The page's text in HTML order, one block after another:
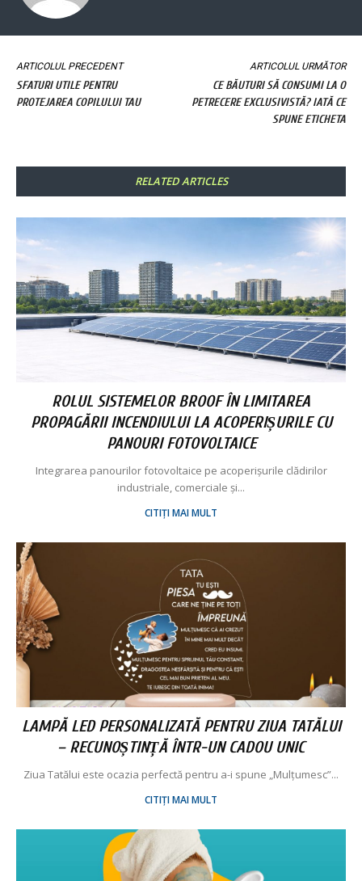
ARTICOLUL PRECEDENT
SFATURI UTILE PENTRU
PROTEJAREA COPILULUI TAU
ARTICOLUL URMĂTOR
CE BĂUTURI SĂ CONSUMI LA O
PETRECERE EXCLUSIVISTĂ? IATĂ CE
SPUNE ETICHETA
RELATED ARTICLES
ROLUL SISTEMELOR BROOF ÎN LIMITAREA
PROPAGĂRII INCENDIULUI LA ACOPERIȘURILE CU
PANOURI FOTOVOLTAICE
Integrarea panourilor fotovoltaice pe acoperișurile clădirilor
industriale, comerciale și...
CITIȚI MAI MULT
LAMPĂ LED PERSONALIZATĂ PENTRU ZIUA TATĂLUI
– RECUNOȘTINȚĂ ÎNTR-UN CADOU UNIC
Ziua Tatălui este ocazia perfectă pentru a-i spune „Mulțumesc”...
CITIȚI MAI MULT